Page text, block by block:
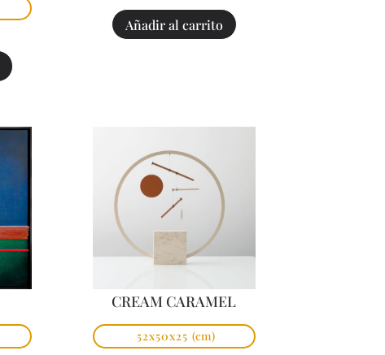
Añadir al carrito
CREAM CARAMEL
52x50x25 (cm)